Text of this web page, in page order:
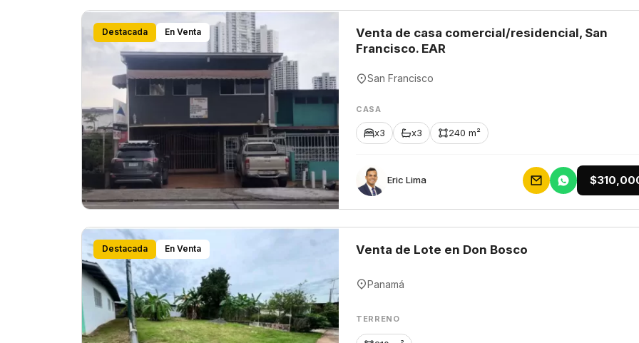
Destacada En Venta
Venta de casa comercial/residencial, San
Francisco. EAR
San Francisco
CASA
x3 x3 240 m²
Eric Lima
Destacada En Venta Venta de Lote en Don Bosco
Panamá
TERRENO